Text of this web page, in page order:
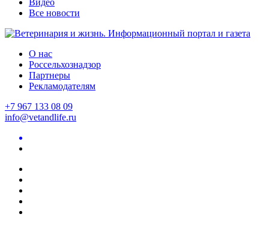
Все новости
О нас
Россельхознадзор
Партнеры
Рекламодателям
+7 967 133 08 09
info@vetandlife.ru